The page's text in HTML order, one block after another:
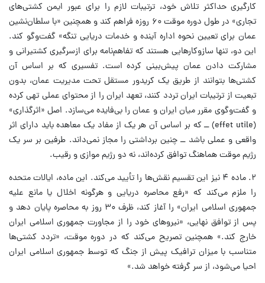
کارگیری حداکثر تلاش خود، ترتیبات لازم را برای عبور ایمن کشتی‌های
تجاری» در طول دوره موقت ۶۰ روزه فراهم کند و همچنین «با سلطان‌نشین
عمان برای تعیین نحوه اداره آینده و خدمات دریایی تنگه» گفت‌وگو کند.
این دو، تنها سازوکارهایی هستند که تفاهم‌نامه برای ازسرگیری کشتیرانی و
مشارکت دادن عمان پیش‌بینی کرده است. تفسیری که بر اساس آن
کشتی‌ها بتوانند از طریق یک کریدور مستقل تحت مدیریت عمان، بدون
تبعیت از ترتیبات ایران تردد کنند، تعهد ایران را از محتوای عملی تهی کرده
و گفت‌وگوی مقرر میان ایران و عمان را بی‌فایده می‌سازد. اصل «اثرگذاری»
(effet utile) ــ که بر اساس آن هر یک از مفاد یک معاهده باید دارای اثر
واقعی و عملی باشد ــ چنین برداشتی را مجاز نمی‌داند. طرفین بر سر یک
رژیم موقت هماهنگ توافق کرده‌اند، نه دو رژیم موازی و رقیب.
۲. ماده ۴ نیز این تقسیم نقش‌ها را تأیید می‌کند. این ماده، ایالات متحده
را ملزم می‌کند که «رفع محاصره دریایی و هرگونه اخلال یا مانع علیه
جمهوری اسلامی ایران» را آغاز کند، ظرف ۳۰ روز به محاصره پایان دهد و
پس از توافق نهایی، «نیروهای خود را از مجاورت جمهوری اسلامی ایران
خارج کند.» همچنین تصریح می‌کند که در دوره موقت، «تردد کشتی‌ها
متناسب با میزان ترافیک پیش از جنگ که توسط جمهوری اسلامی ایران
احیا می‌شود، از سر گرفته خواهد شد.»